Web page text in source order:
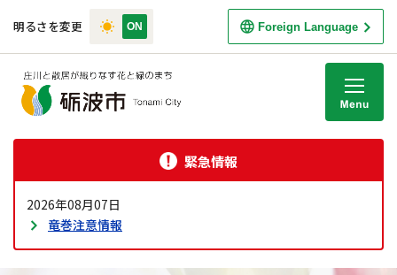
明るさを変更 Foreign Language
緊急情報
2026年08月07日
竜巻注意情報